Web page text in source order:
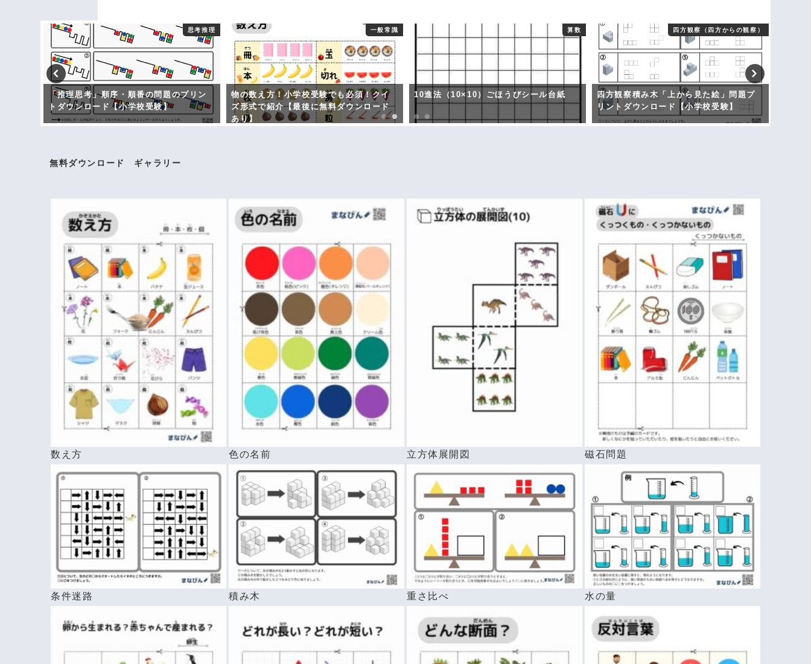
思考推理
「推理思考」順序・順番の問題のプリン
トダウンロード【小学校受験】
一般常識
物の数え方！小学校受験でも必須！クイ
ズ形式で紹介【最後に無料ダウンロード
あり】
算数
10進法（10×10）ごほうびシール台紙
四方観察（四方からの観察）
四方観察積み木「上から見た絵」問題プ
リントダウンロード【小学校受験】
無料ダウンロード ギャラリー
数え方 色の名前 立方体展開図 磁石問題
条件迷路 積み木 重さ比べ 水の量